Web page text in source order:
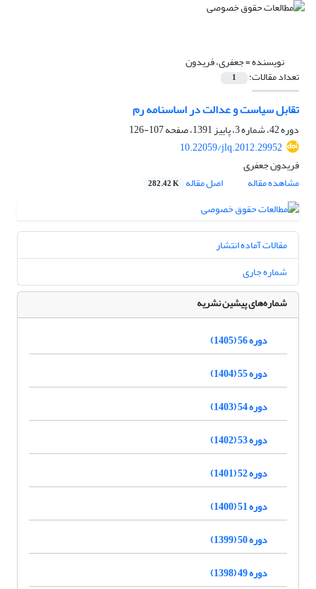
نویسنده =جعفری، فریدون
تعداد مقالات: 1
تقابل سیاست و عدالت در اساسنامه رم
دوره 42، شماره 3، پاییز 1391، صفحه
107-126
10.22059/jlq.2012.29952
فریدون جعفری
مشاهده مقاله
اصل مقاله 282.42 K
مقالات آماده انتشار
شماره جاری
شماره‌های پیشین نشریه
دوره 56 (1405)
دوره 55 (1404)
دوره 54 (1403)
دوره 53 (1402)
دوره 52 (1401)
دوره 51 (1400)
دوره 50 (1399)
دوره 49 (1398)